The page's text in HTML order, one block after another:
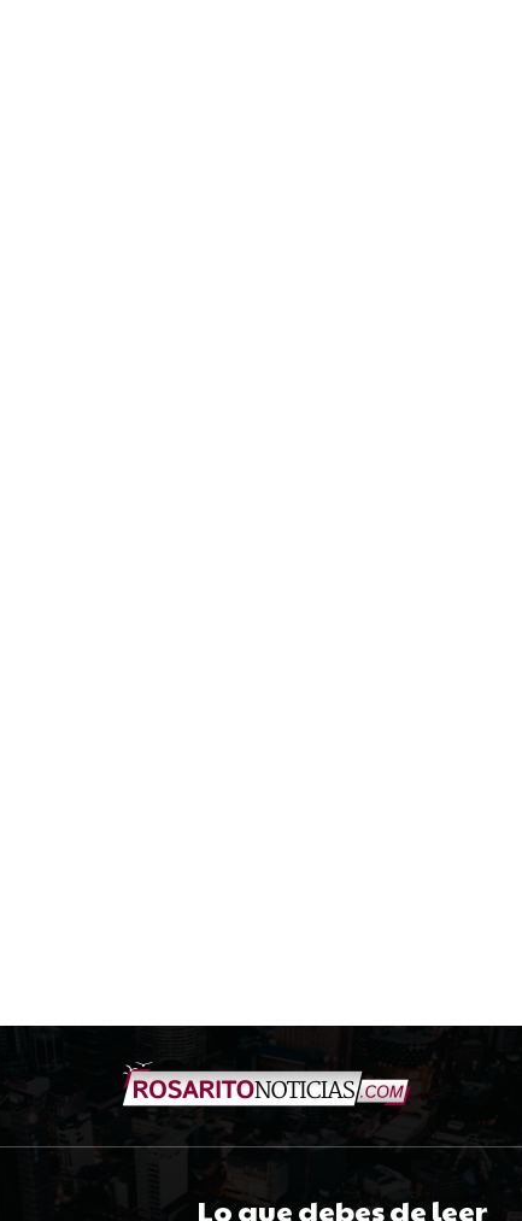
Lo que debes de leer